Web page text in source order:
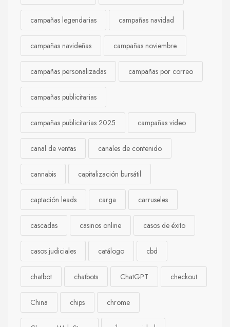
campañas legendarias campañas navidad
campañas navideñas campañas noviembre
campañas personalizadas campañas por correo
campañas publicitarias
campañas publicitarias 2025 campañas video
canal de ventas canales de contenido
cannabis capitalización bursátil
captación leads carga carruseles
cascadas casinos online casos de éxito
casos judiciales catálogo cbd
chatbot chatbots ChatGPT checkout
China chips chrome